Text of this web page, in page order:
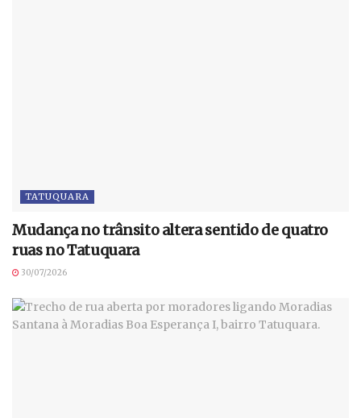
TATUQUARA
Mudança no trânsito altera sentido de quatro
ruas no Tatuquara
30/07/2026